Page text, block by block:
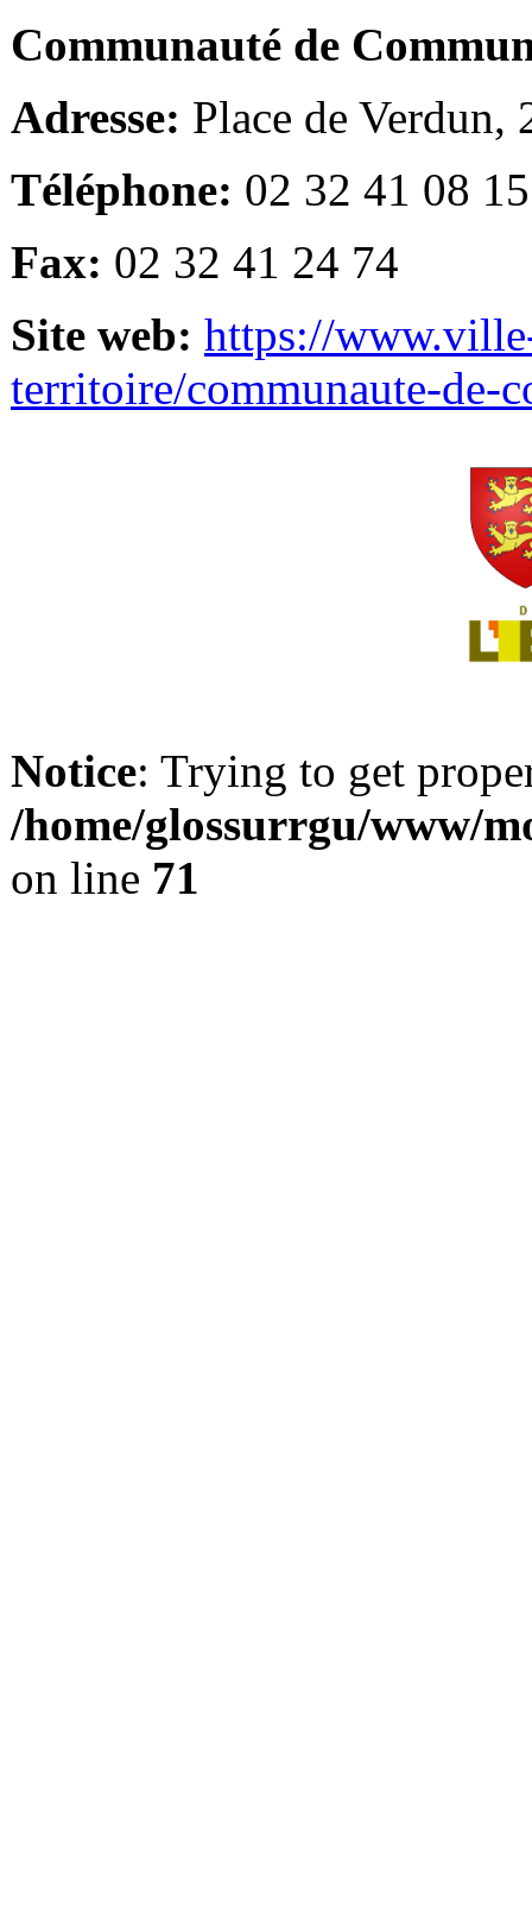
Communauté de
Adresse: Place de Verdun,
Téléphone: 02 32 41 08 15
Fax: 02 32 41 24 74
Site web: https://
territoire/communaute-de-
Notice: Trying to get
/home/glossurrgu/www/
on line 71